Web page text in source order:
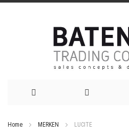
Home MERKEN LUCITE